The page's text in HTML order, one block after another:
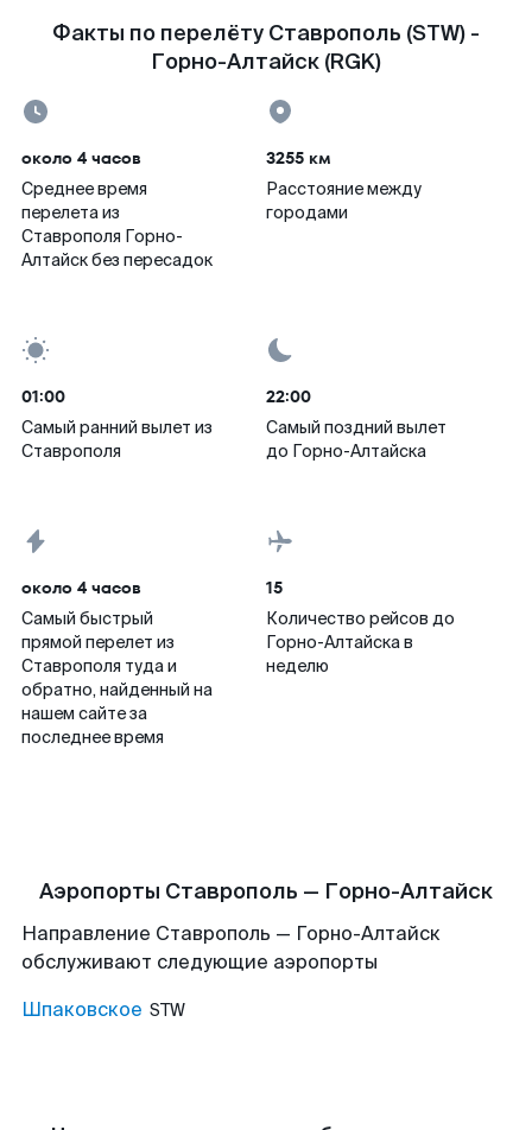
Факты по перелёту Ставрополь (STW) -
Горно-Алтайск (RGK)
около 4 часов
Среднее время
перелета из
Ставрополя Горно-
Алтайск без пересадок
3255 км
Расстояние между
городами
01:00
Самый ранний вылет из
Ставрополя
22:00
Самый поздний вылет
до Горно-Алтайска
около 4 часов
Самый быстрый
прямой перелет из
Ставрополя туда и
обратно, найденный на
нашем сайте за
последнее время
15
Количество рейсов до
Горно-Алтайска в
неделю
Аэропорты Ставрополь — Горно-Алтайск
Направление Ставрополь — Горно-Алтайск
обслуживают следующие аэропорты
Шпаковское STW